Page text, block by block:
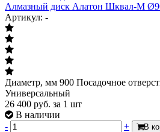
Алмазный диск Алатон Шквал-М
Артикул: -
Диаметр, мм 900 Посадочное
Универсальный
26 400 руб. за 1 шт
В наличии
-
+ В